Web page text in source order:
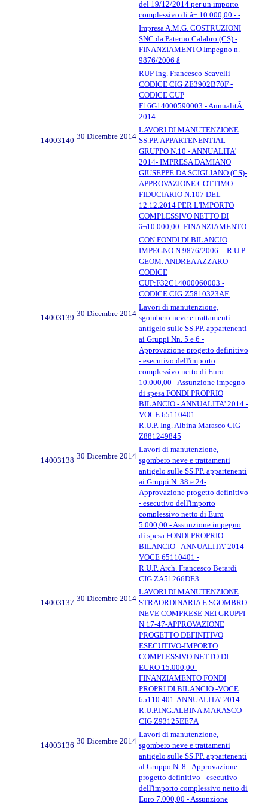
del 19/12/2014 per un importo
complessivo di â¬ 10.000,00 - -
Impresa A.M.G. COSTRUZIONI
SNC da Paterno Calabro (CS) -
FINANZIAMENTO Impegno n.
9876/2006 â
RUP Ing. Francesco Scavelli -
CODICE CIG ZE3902B70F -
CODICE CUP
F16G14000590003 - AnnualitÃ
2014
14003140 30 Dicembre 2014
LAVORI DI MANUTENZIONE
SS.PP. APPARTENENTIAL
GRUPPO N.10 - ANNUALITA'
2014- IMPRESA DAMIANO
GIUSEPPE DA SCIGLIANO (CS)-
APPROVAZIONE COTTIMO
FIDUCIARIO N.107 DEL
12.12.2014 PER L'IMPORTO
COMPLESSIVO NETTO DI
â¬10.000,00 -FINANZIAMENTO
CON FONDI DI BILANCIO
IMPEGNO N.9876/2006- - R.U.P.
GEOM. ANDREA AZZARO -
CODICE
CUP:F32C14000060003 -
CODICE CIG:Z5810323AF.
14003139 30 Dicembre 2014
Lavori di manutenzione,
sgombero neve e trattamenti
antigelo sulle SS.PP. appartenenti
ai Gruppi Nn. 5 e 6 -
Approvazione progetto definitivo
- esecutivo dell'importo
complessivo netto di Euro
10.000,00 - Assunzione impegno
di spesa FONDI PROPRIO
BILANCIO - ANNUALITA' 2014 -
VOCE 65110401 -
R.U.P. Ing. Albina Marasco CIG
Z881249845
14003138 30 Dicembre 2014
Lavori di manutenzione,
sgombero neve e trattamenti
antigelo sulle SS.PP. appartenenti
ai Gruppi N. 38 e 24-
Approvazione progetto definitivo
- esecutivo dell'importo
complessivo netto di Euro
5.000,00 - Assunzione impegno
di spesa FONDI PROPRIO
BILANCIO - ANNUALITA' 2014 -
VOCE 65110401 -
R.U.P. Arch. Francesco Berardi
CIG ZA51266DE3
14003137 30 Dicembre 2014
LAVORI DI MANUTENZIONE
STRAORDINARIA E SGOMBRO
NEVE COMPRESE NEI GRUPPI
N 17-47-APPROVAZIONE
PROGETTO DEFINITIVO
ESECUTIVO-IMPORTO
COMPLESSIVO NETTO DI
EURO 15.000,00-
FINANZIAMENTO FONDI
PROPRI DI BILANCIO -VOCE
65110 401-ANNUALITA' 2014.-
R.U.P.ING.ALBINA MARASCO
CIG Z93125EE7A
14003136 30 Dicembre 2014
Lavori di manutenzione,
sgombero neve e trattamenti
antigelo sulle SS.PP. appartenenti
al Gruppo N. 8 - Approvazione
progetto definitivo - esecutivo
dell'importo complessivo netto di
Euro 7.000,00 - Assunzione